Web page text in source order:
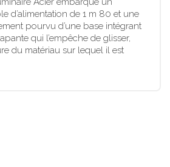
d’alimentation de 1 m 80 et une
pourvu d’une base intégrant
qui l’empêche de glisser,
du matériau sur lequel il est